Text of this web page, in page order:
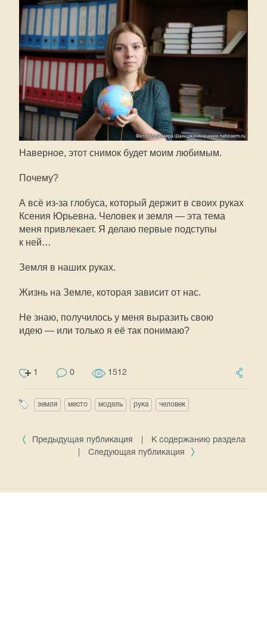
Наверное, этот снимок будет моим любимым.
Почему?
А всё из-за глобуса, который держит в своих руках
Ксения Юрьевна. Человек и земля — эта тема
меня привлекает. Я делаю первые подступы
к ней…
Земля в наших руках.
Жизнь на Земле, которая зависит от нас.
Не знаю, получилось у меня выразить свою
идею — или только я её так понимаю?
1 0 1512
земля место модель рука человек
Предыдущая публикация
К содержанию раздела
Следующая публикация